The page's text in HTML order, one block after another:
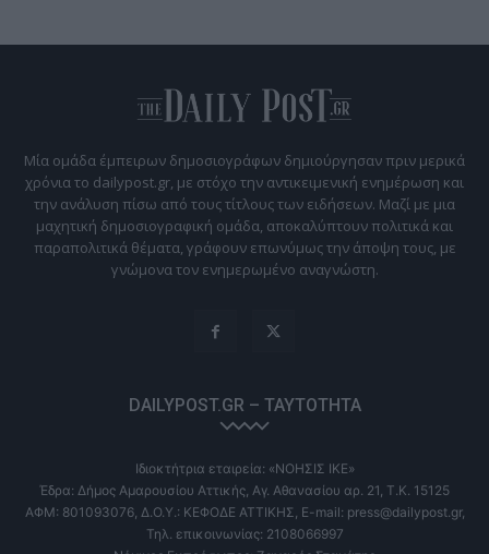
Μία ομάδα έμπειρων δημοσιογράφων δημιούργησαν πριν μερικά
χρόνια το dailypost.gr, με στόχο την αντικειμενική ενημέρωση και
την ανάλυση πίσω από τους τίτλους των ειδήσεων. Μαζί με μια
μαχητική δημοσιογραφική ομάδα, αποκαλύπτουν πολιτικά και
παραπολιτικά θέματα, γράφουν επωνύμως την άποψη τους, με
γνώμονα τον ενημερωμένο αναγνώστη.
DAILYPOST.GR – ΤΑΥΤΌΤΗΤΑ
Ιδιοκτήτρια εταιρεία: «ΝΟΗΣΙΣ ΙΚΕ»
Έδρα: Δήμος Αμαρουσίου Αττικής, Αγ. Αθανασίου αρ. 21, Τ.Κ. 15125
ΑΦΜ: 801093076, Δ.Ο.Υ.: ΚΕΦΟΔΕ ΑΤΤΙΚΗΣ, E-mail: press@dailypost.gr,
Τηλ. επικοινωνίας: 2108066997